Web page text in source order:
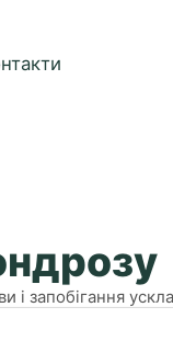
і запобігання